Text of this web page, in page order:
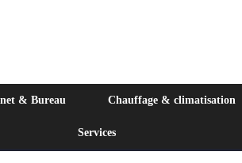
& Bureau Chauffage & climatisation
Services